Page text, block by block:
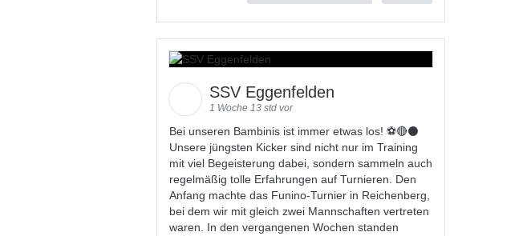
SSV Eggenfelden
1 Woche 13 std vor
Bei unseren Bambinis ist immer etwas los! ⚽️🔴⚫
Unsere jüngsten Kicker sind nicht nur im Training
mit viel Begeisterung dabei, sondern sammeln auch
regelmäßig tolle Erfahrungen auf Turnieren. Den
Anfang machte das Funino-Turnier in Reichenberg,
bei dem wir mit gleich zwei Mannschaften vertreten
waren. In den vergangenen Wochen standen